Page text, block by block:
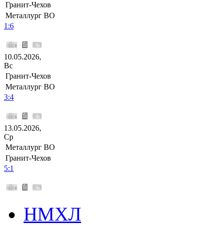
Гранит-Чехов
Металлург ВО
1:6
10.05.2026,
Вс
Гранит-Чехов
Металлург ВО
3:4
13.05.2026,
Ср
Металлург ВО
Гранит-Чехов
5:1
НМХЛ